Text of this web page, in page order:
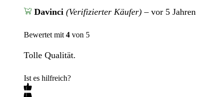
Davinci (Verifizierter Käufer) – vor 5 Jahren
Bewertet mit 4 von 5
Tolle Qualität.
Ist es hilfreich?